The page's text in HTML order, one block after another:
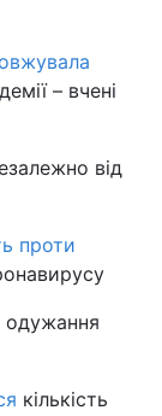
– вчені
від
проти
одужання
кількість